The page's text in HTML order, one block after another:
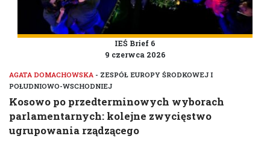
IEŚ Brief 6
9 czerwca 2026
AGATA DOMACHOWSKA - ZESPÓŁ EUROPY ŚRODKOWEJ I
POŁUDNIOWO-WSCHODNIEJ
Kosowo po przedterminowych wyborach
parlamentarnych: kolejne zwycięstwo
ugrupowania rządzącego